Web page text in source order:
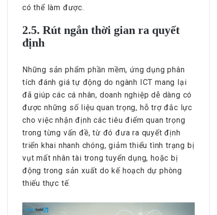
có thể làm được.
2.5. Rút ngắn thời gian ra quyết
định
Những sản phẩm phần mềm, ứng dụng phân
tích đánh giá tự động do ngành ICT mang lại
đã giúp các cá nhân, doanh nghiệp dễ dàng có
được những số liệu quan trọng, hỗ trợ đắc lực
cho việc nhận định các tiêu điểm quan trọng
trong từng vấn đề, từ đó đưa ra quyết định
triển khai nhanh chóng, giảm thiểu tình trạng bị
vụt mất nhân tài trong tuyển dụng, hoặc bị
động trong sản xuất do kế hoạch dự phòng
thiếu thực tế.